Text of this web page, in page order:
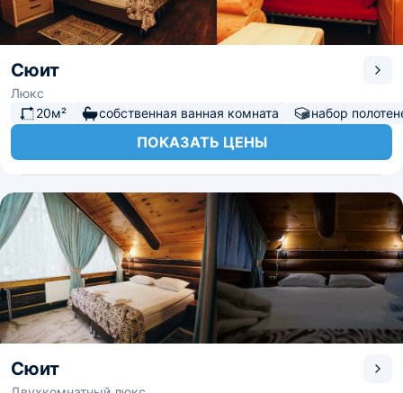
Сюит
Люкс
20м²
собственная ванная комната набор
ПОКАЗАТЬ ЦЕНЫ
Сюит